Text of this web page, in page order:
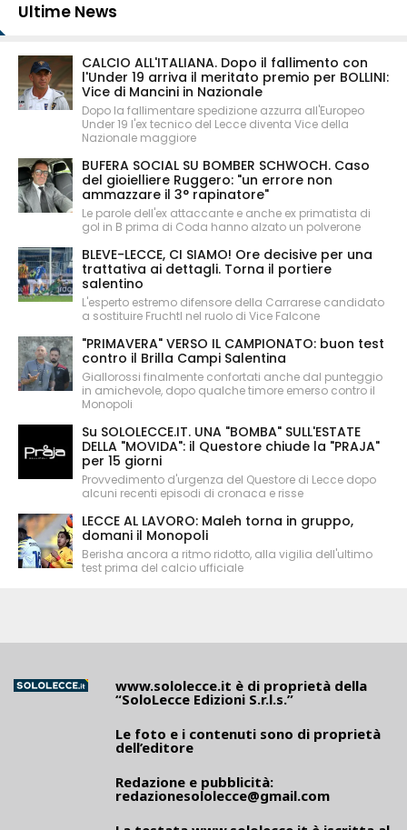
Ultime News
CALCIO ALL'ITALIANA. Dopo il fallimento con
l'Under 19 arriva il meritato premio per BOLLINI:
Vice di Mancini in Nazionale
Dopo la fallimentare spedizione azzurra all'Europeo
Under 19 l'ex tecnico del Lecce diventa Vice della
Nazionale maggiore
BUFERA SOCIAL SU BOMBER SCHWOCH. Caso
del gioielliere Ruggero: "un errore non
ammazzare il 3° rapinatore"
Le parole dell'ex attaccante e anche ex primatista di
gol in B prima di Coda hanno alzato un polverone
BLEVE-LECCE, CI SIAMO! Ore decisive per una
trattativa ai dettagli. Torna il portiere
salentino
L'esperto estremo difensore della Carrarese candidato
a sostituire Fruchtl nel ruolo di Vice Falcone
"PRIMAVERA" VERSO IL CAMPIONATO: buon test
contro il Brilla Campi Salentina
Giallorossi finalmente confortati anche dal punteggio
in amichevole, dopo qualche timore emerso contro il
Monopoli
Su SOLOLECCE.IT. UNA "BOMBA" SULL'ESTATE
DELLA "MOVIDA": il Questore chiude la "PRAJA"
per 15 giorni
Provvedimento d'urgenza del Questore di Lecce dopo
alcuni recenti episodi di cronaca e risse
LECCE AL LAVORO: Maleh torna in gruppo,
domani il Monopoli
Berisha ancora a ritmo ridotto, alla vigilia dell'ultimo
test prima del calcio ufficiale
www.sololecce.it è di proprietà della
“SoloLecce Edizioni S.r.l.s.”
Le foto e i contenuti sono di proprietà
dell’editore
Redazione e pubblicità:
redazionesololecce@gmail.com